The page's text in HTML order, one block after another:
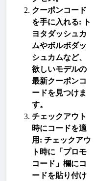
クーポンコード
を手に入れる:
ト
ヨタダッシュカ
ムやボルボダッ
シュカムなど、
欲しいモデルの
最新クーポンコ
ードを見つけま
す。
チェックアウト
時にコードを適
用 : チェックアウ
ト時に「プロモ
コード」欄にコ
ードを貼り付け